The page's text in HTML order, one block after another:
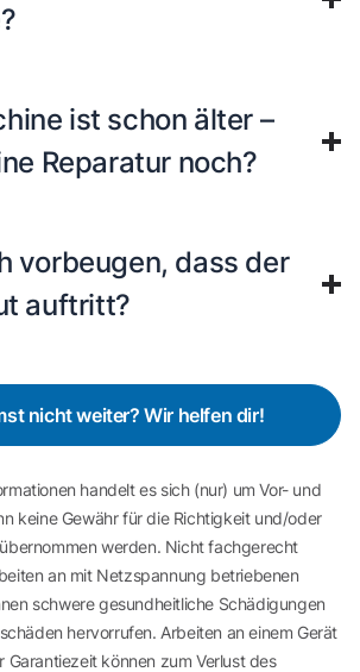
ist schon älter –
Reparatur noch?
vorbeugen, dass der
auftritt?
nicht weiter? Wir helfen dir!
handelt es sich (nur) um Vor- und
keine Gewähr für die Richtigkeit und/oder
werden. Nicht fachgerecht
an mit Netzspannung betriebenen
schwere gesundheitliche Schädigungen
hervorrufen. Arbeiten an einem Gerät
Garantiezeit können zum Verlust des